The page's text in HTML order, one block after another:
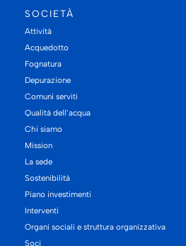
SOCIETÀ
Attività
Acquedotto
Fognatura
Depurazione
Comuni serviti
Qualità dell’acqua
Chi siamo
Mission
La sede
Sostenibilità
Piano investimenti
Interventi
Organi sociali e struttura organizzativa
Soci